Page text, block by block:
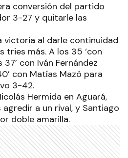
conversión del partido
3-27 y quitarle las
victoria al darle continuidad
tries más. A los 35 ‘con
con Iván Fernández
con Matías Mazó para
3-42.
Hermida en Aguará,
a un rival, y Santiago
doble amarilla.